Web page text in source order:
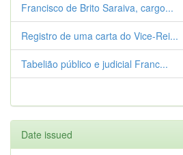
Francisco de Brito Saraiva, cargo...
Registro de uma carta do Vice-Rei...
Tabelião público e judicial Franc...
Date issued